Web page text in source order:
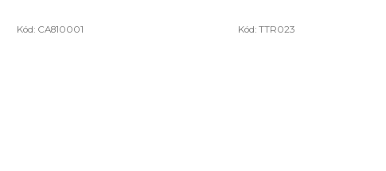
Kód: CA810001 Kód: TTR023